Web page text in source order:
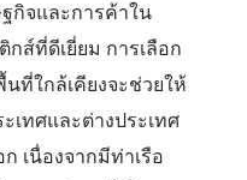
ฐกิจและการค้าใน
กส์ที่ดีเยี่ยม การเลือก
นที่ใกล้เคียงจะช่วยให้
เทศและต่างประเทศ
เนื่องจากมีท่าเรือ